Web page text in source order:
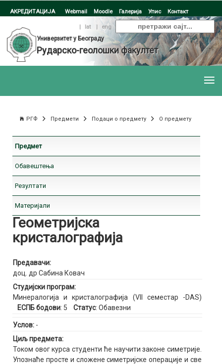
АКРЕДИТАЦИЈА Webmail Moodle Галерија Упис Контакт
| lat |
eng
Универзитет у Београду
Рударско-геолошки факултет
РГФ Предмети Подаци о предмету О предмету
Предмет
Обавештења
Резултати
Материјали
Геометријска
кристалографија
Предавачи:
доц. др Сабина Ковач
Студијски програм:
Минералогија и кристалографија (VII семестар -DAS)
ЕСПБ бодови: 5 Статус: Обавезни
Услов: -
Циљ предмета:
Током овог курса студенти ће научити законе симетрије.
Упознаће просте и сложене симетријске операције и све